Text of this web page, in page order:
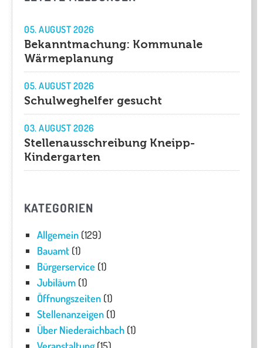
05. AUGUST 2026
Bekanntmachung: Kommunale
Wärmeplanung
05. AUGUST 2026
Schulweghelfer gesucht
03. AUGUST 2026
Stellenausschreibung Kneipp-
Kindergarten
KATEGORIEN
Allgemein(129)
Bauamt(1)
Bürgerservice (1)
Jubiläum(1)
Öffnungszeiten(1)
Stellenanzeigen(1)
Über Niederaichbach(1)